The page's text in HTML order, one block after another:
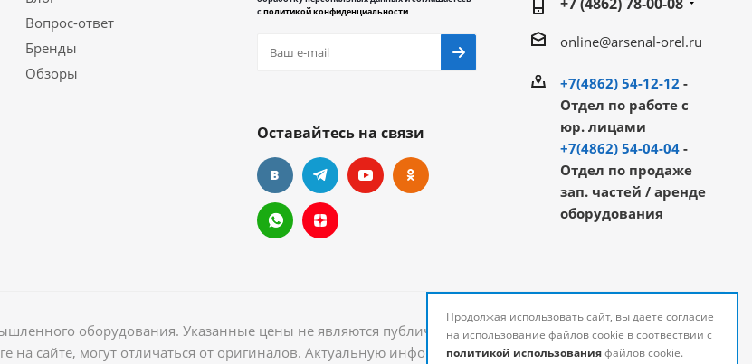
Вопрос-ответ
Бренды
Обзоры
сполитикой конфиденциальности
Оставайтесь на связи
online@arsenal-orel.ru
+7(4862) 54-12-12 -
Отдел по работе с
юр. лицами
+7(4862) 54-04-04-
Отдел по продаже
зап. частей / аренде
оборудования
оборудования. Указанные цены не являются публичной офертой и могут быть изменены.
на сайте, могут отличаться от оригиналов. Актуальную информацию о стоимости и наличии товаров
Продолжая использовать сайт, вы даете согласие
на использование файлов cookie в соотвествии с
политикой использованияфайлов cookie.